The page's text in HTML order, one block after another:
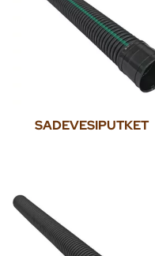
SADEVESIPUTKET